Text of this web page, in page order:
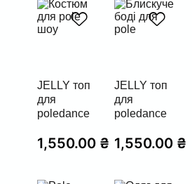
JELLY топ
для
poledance
1,550.00 ₴
JELLY топ
для
poledance
1,550.00 ₴